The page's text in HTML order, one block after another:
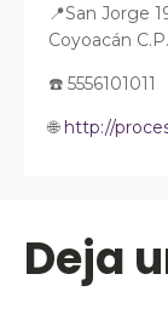
📍San Jorge
Coyoacán
☎️ 5556101011
🌐http://
Deja